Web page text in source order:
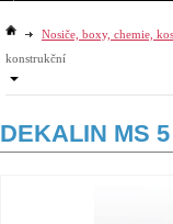
Nosiče, boxy, chemie,
konstrukční
DEKALIN MS